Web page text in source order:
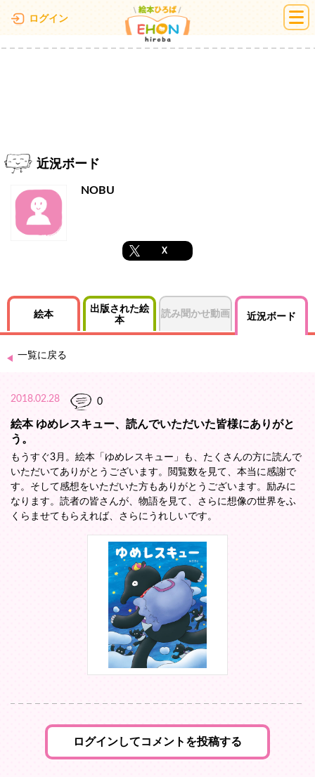
ログイン 絵本ひろば
近況ボード
NOBU
X
絵本
出版された絵
本
読み聞かせ動画 近況ボード
一覧に戻る
2018.02.28 0
絵本 ゆめレスキュー、読んでいただいた皆様にありがと
う。
もうすぐ3月。絵本「ゆめレスキュー」も、たくさんの方に読んで
いただいてありがとうございます。閲覧数を見て、本当に感謝で
す。そして感想をいただいた方もありがとうございます。励みに
なります。読者の皆さんが、物語を見て、さらに想像の世界をふ
くらませてもらえれば、さらにうれしいです。
ログインしてコメントを投稿する